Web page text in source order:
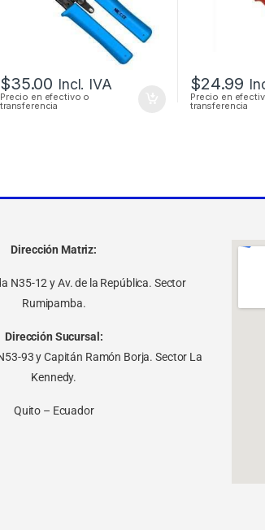
$35.00 Incl. IVA
Precio en efectivo o
transferencia
$24.99
Precio en
transferencia
Dirección Matriz:
N35-12 y Av. de la República. Sector
Rumipamba.
Dirección Sucursal:
93 y Capitán Ramón Borja. Sector La
Kennedy.
Quito – Ecuador